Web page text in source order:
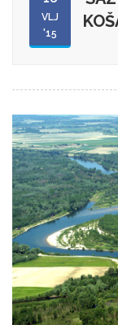
VLJ
'15